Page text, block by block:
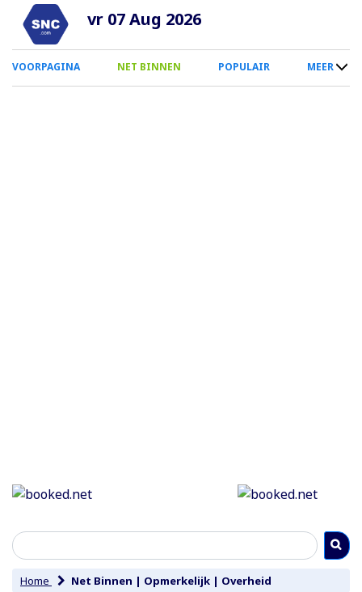
Overslaan
naar
inhoud
vr 07 Aug 2026
0
Smartphone
VOORPAGINA NET BINNEN POPULAIR MEER
Home Net Binnen | Opmerkelijk | Overheid